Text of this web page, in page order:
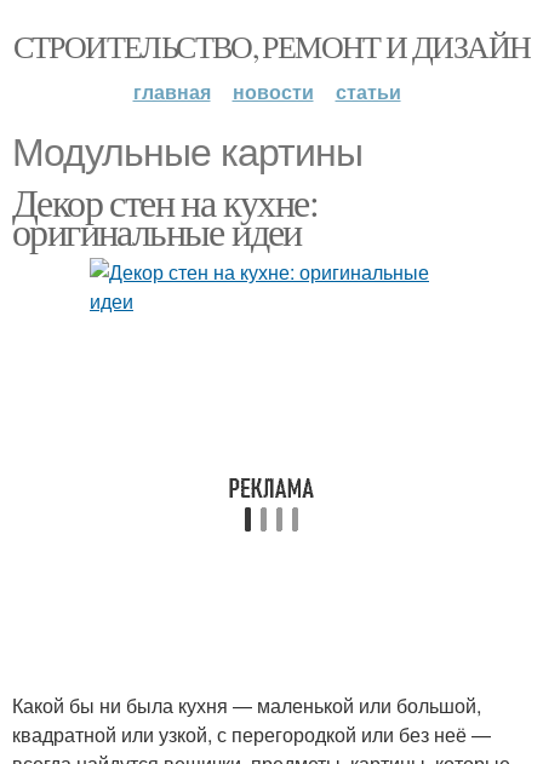
СТРОИТЕЛЬСТВО, РЕМОНТ И ДИЗАЙН
главная новости статьи
Модульные картины
Декор стен на кухне:
оригинальные идеи
Какой бы ни была кухня — маленькой или большой,
квадратной или узкой, с перегородкой или без неё —